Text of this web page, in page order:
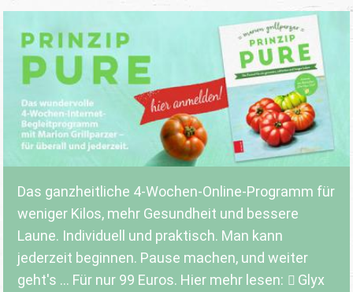
Das ganzheitliche 4-Wochen-Online-Programm für
weniger Kilos, mehr Gesundheit und bessere
Laune. Individuell und praktisch. Man kann
jederzeit beginnen. Pause machen, und weiter
geht's ... Für nur 99 Euros. Hier mehr lesen:
Glyx